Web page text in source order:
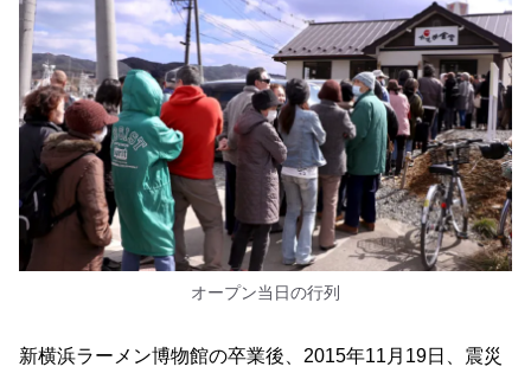
オープン当日の行列
新横浜ラーメン博物館の卒業後、2015年11月19日、震災